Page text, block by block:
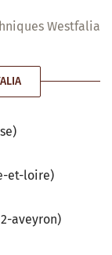
Westfalia
et-loire)
aveyron)